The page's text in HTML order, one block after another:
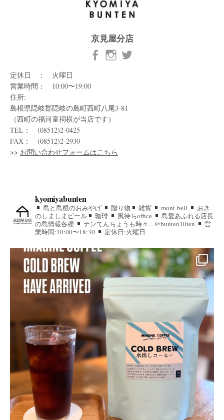
京見屋分店
定休日 ： 火曜日
営業時間： 10:00〜19:00
住所:
島根県隠岐郡隠岐の島町西町八尾3-81
（西町の福河童祠横が当店です）
TEL： (08512)2-0425
FAX： (08512)2-2930
>> お問い合わせフォームはこちら
kyomiyabunten
島と島根のおみやげ 贈り物 雑貨 mont-bell
おき
のしましまビール
珈琲 風待ちoffice
島愛あふれる店長
の島情報各種
テンてんちょうも時々... @bunten10ten
営
業時間:10:00〜18:30
定休日:火曜日